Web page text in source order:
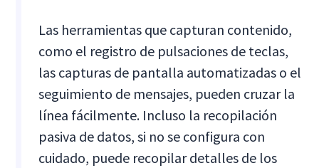
Las herramientas que capturan contenido,
como el registro de pulsaciones de teclas,
las capturas de pantalla automatizadas o el
seguimiento de mensajes, pueden cruzar la
línea fácilmente. Incluso la recopilación
pasiva de datos, si no se configura con
cuidado, puede recopilar detalles de los